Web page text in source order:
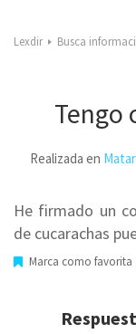
Lexdir Busca
Tengo
Realizada en
He firmado un
de cucarachas
Marca como favorita